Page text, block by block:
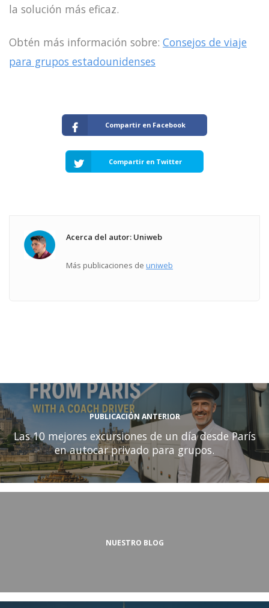
la solución más eficaz.
Obtén más información sobre: Consejos de viaje
para grupos estadounidenses
Compartir en Facebook
Compartir en Twitter
Acerca del autor: Uniweb
Más publicaciones de uniweb
PUBLICACIÓN ANTERIOR
Las 10 mejores excursiones de un día desde París
en autocar privado para grupos.
NUESTRO BLOG